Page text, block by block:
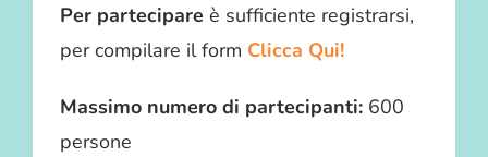
Per partecipare è sufficiente registrarsi,
per compilare il form Clicca Qui!
Massimo numero di partecipanti:600
persone